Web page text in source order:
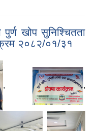
खोप सुनिश्चितता
२०८२/०१/३१
, ,